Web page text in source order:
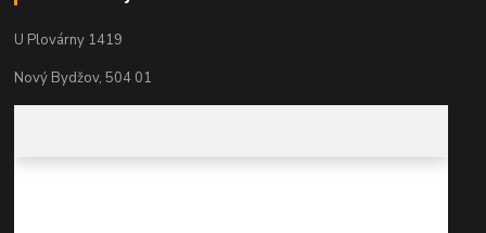
U Plovárny 1419
Nový Bydžov, 504 01